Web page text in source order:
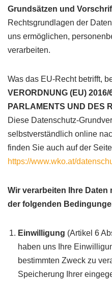
Grundsätzen und
Rechtsgrundlagen der
uns ermöglichen,
verarbeiten.
Was das EU-Recht betrifft,
VERORDNUNG (EU)
PARLAMENTS UND DES
Diese Datenschutz-
selbstverständlich online
finden Sie auch auf der
https://www.wko.at/
Wir verarbeiten Ihre
der folgenden
Einwilligung (Artikel 6
haben uns Ihre
bestimmten Zweck zu
Speicherung Ihrer